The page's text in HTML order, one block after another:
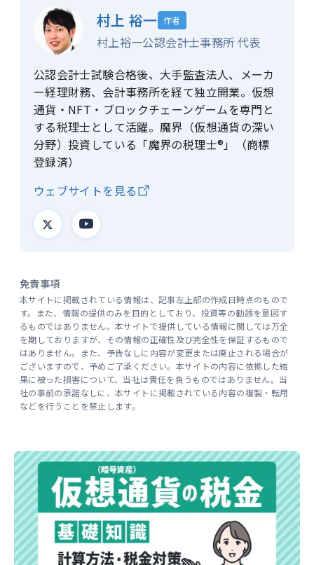
村上 裕一 作者
村上裕一公認会計士事務所 代表
公認会計士試験合格後、大手監査法人、メーカ
ー経理財務、会計事務所を経て独立開業。仮想
通貨・NFT・ブロックチェーンゲームを専門と
する税理士として活躍。魔界（仮想通貨の深い
分野）投資している「魔界の税理士®」（商標
登録済）
ウェブサイトを見る
免責事項
本サイトに掲載されている情報は、記事左上部の作成日時点のもので
す。また、情報の提供のみを目的としており、投資等の勧誘を意図す
るものではありません。本サイトで提供している情報に関しては万全
を期しておりますが、その情報の正確性及び完全性を保証するもので
はありません。また、予告なしに内容が変更または廃止される場合が
ございますので、予めご了承ください。本サイトの内容に依拠した結
果に被った損害について、当社は責任を負うものではありません。当
社の事前の承諾なしに、本サイトに掲載されている内容の複製・転用
などを行うことを禁止します。